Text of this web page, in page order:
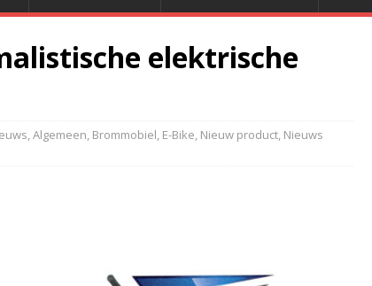
elektrische
,Algemeen, Brommobiel, E-Bike, Nieuw product, Nieuws